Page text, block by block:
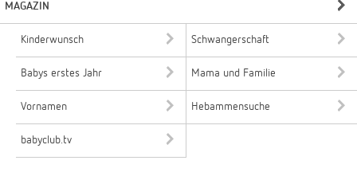
MAGAZIN
Kinderwunsch Schwangerschaft
Babys erstes Jahr Mama und Familie
Vornamen Hebammensuche
babyclub.tv